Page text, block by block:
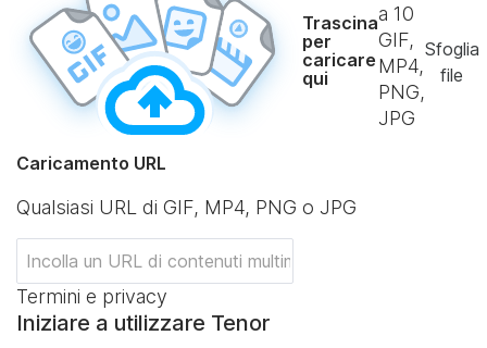
Trascina
per
caricare
qui
a 10
GIF,
MP4,
PNG,
JPG
Sfoglia
file
Caricamento URL
Qualsiasi URL di GIF, MP4, PNG o JPG
Termini e privacy
Iniziare a utilizzare Tenor